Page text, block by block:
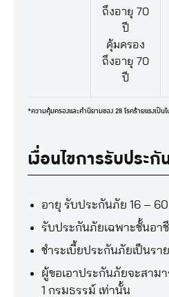
ถึงอายุ 70
ปี
คุ้มครอง
ถึงอายุ 70
ปี
*ความคุ้มครองและคำนิยามของ 28 โรคร้ายแรงเป็น
เงื่อนไขการรับประ
อายุ รับประกันภัย 16 –
รับประกันภัยเฉพาะชั้นอา
ชำระเบี้ยประกันภัยเป็นรา
ผู้ขอเอาประกันภัยจะสาม
1 กรมธรรม์ เท่านั้น